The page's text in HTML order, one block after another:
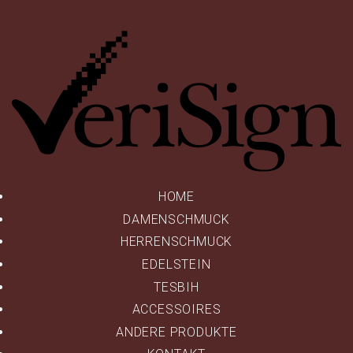
HOME
DAMENSCHMUCK
HERRENSCHMUCK
EDELSTEIN
TESBIH
ACCESSOIRES
ANDERE PRODUKTE